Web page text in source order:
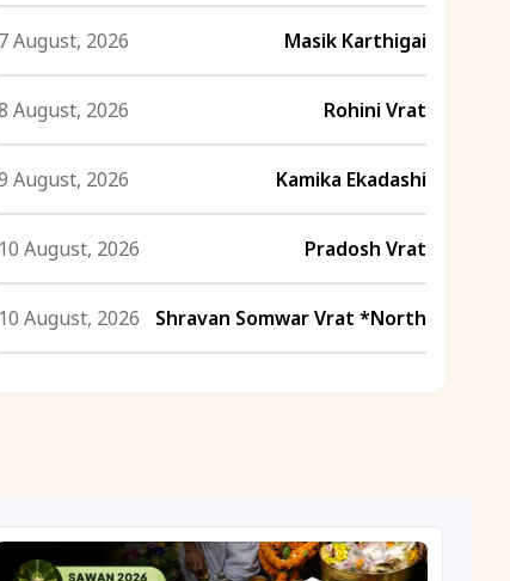
7 August, 2026 Masik Karthigai
August, 2026 Rohini Vrat
August, 2026 Kamika Ekadashi
10 August, 2026 Pradosh Vrat
10 August, 2026 Shravan Somwar Vrat *North
August, 2026 Sawan Shivaratri